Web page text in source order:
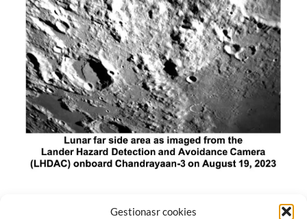
Gestionasr cookies